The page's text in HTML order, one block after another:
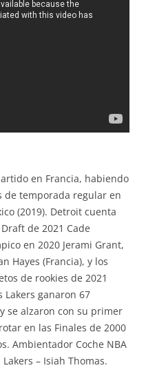
en Francia, habiendo
de temporada regular en
(2019). Detroit cuenta
de 2021 Cade
en 2020 Jerami Grant,
Hayes (Francia), y los
de rookies de 2021
Lakers ganaron 67
se alzaron con su primer
en las Finales de 2000
Ambientador Coche NBA
– Isiah Thomas.